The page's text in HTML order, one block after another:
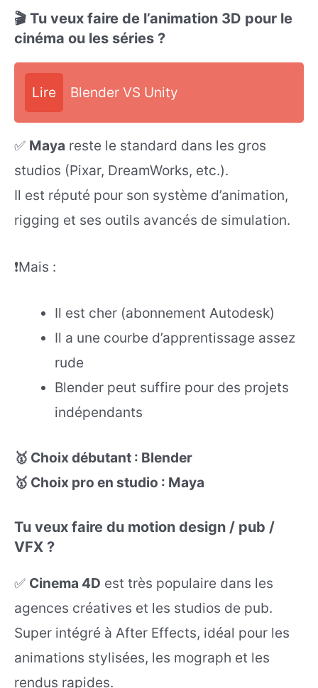
🎬 Tu veux faire de l’animation 3D pour le
cinéma ou les séries ?
Lire Blender VS Unity
✅ Maya reste le standard dans les gros
studios (Pixar, DreamWorks, etc.).
Il est réputé pour son système d’animation,
rigging et ses outils avancés de simulation.
❗Mais :
Il est cher (abonnement Autodesk)
Il a une courbe d’apprentissage assez
rude
Blender peut suffire pour des projets
indépendants
🥇 Choix débutant : Blender
🥇 Choix pro en studio : Maya
Tu veux faire du motion design / pub /
VFX ?
✅ Cinema 4D est très populaire dans les
agences créatives et les studios de pub.
Super intégré à After Effects, idéal pour les
animations stylisées, les mograph et les
rendus rapides.